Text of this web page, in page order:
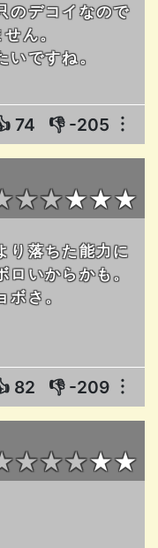
のデコイなので
ん。
ですね。
74 👎 -205 ︙
り落ちた能力に
いからかも。
さ。
82 👎 -209 ︙